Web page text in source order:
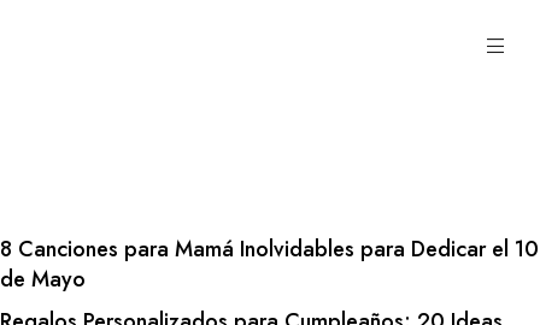
8 Canciones para Mamá Inolvidables para Dedicar el 10
de Mayo
toda